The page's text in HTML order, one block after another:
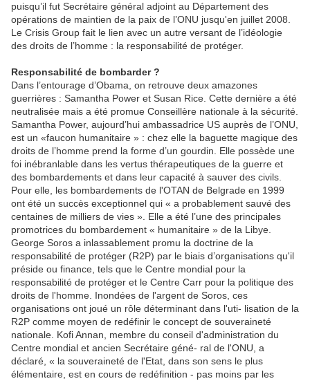
puisqu’il fut Secrétaire général adjoint au Département des
opérations de maintien de la paix de l’ONU jusqu'en juillet 2008.
Le Crisis Group fait le lien avec un autre versant de l’idéologie
des droits de l’homme : la responsabilité de protéger.
Responsabilité de bombarder ?
Dans l’entourage d’Obama, on retrouve deux amazones
guerrières : Samantha Power et Susan Rice. Cette dernière a été
neutralisée mais a été promue Conseillère nationale à la sécurité.
Samantha Power, aujourd’hui ambassadrice US auprès de l’ONU,
est un «faucon humanitaire » : chez elle la baguette magique des
droits de l’homme prend la forme d’un gourdin. Elle possède une
foi inébranlable dans les vertus thérapeutiques de la guerre et
des bombardements et dans leur capacité à sauver des civils.
Pour elle, les bombardements de l'OTAN de Belgrade en 1999
ont été un succès exceptionnel qui « a probablement sauvé des
centaines de milliers de vies ». Elle a été l’une des principales
promotrices du bombardement « humanitaire » de la Libye.
George Soros a inlassablement promu la doctrine de la
responsabilité de protéger (R2P) par le biais d’organisations qu'il
préside ou finance, tels que le Centre mondial pour la
responsabilité de protéger et le Centre Carr pour la politique des
droits de l'homme. Inondées de l'argent de Soros, ces
organisations ont joué un rôle déterminant dans l'uti- lisation de la
R2P comme moyen de redéfinir le concept de souveraineté
nationale. Kofi Annan, membre du conseil d'administration du
Centre mondial et ancien Secrétaire géné- ral de l'ONU, a
déclaré, « la souveraineté de l'Etat, dans son sens le plus
élémentaire, est en cours de redéfinition - pas moins par les